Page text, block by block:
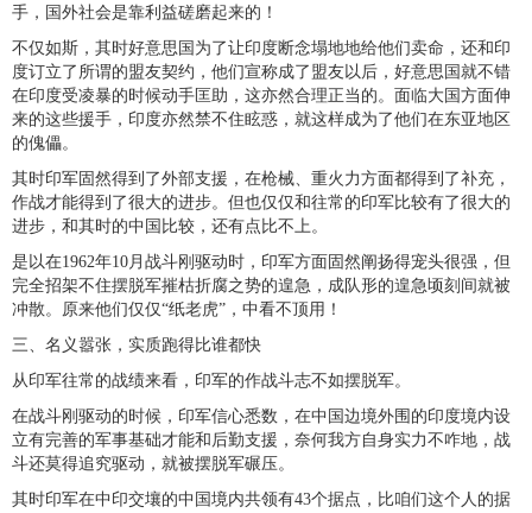
手，国外社会是靠利益磋磨起来的！
不仅如斯，其时好意思国为了让印度断念塌地地给他们卖命，还和印
度订立了所谓的盟友契约，他们宣称成了盟友以后，好意思国就不错
在印度受凌暴的时候动手匡助，这亦然合理正当的。面临大国方面伸
来的这些援手，印度亦然禁不住眩惑，就这样成为了他们在东亚地区
的傀儡。
其时印军固然得到了外部支援，在枪械、重火力方面都得到了补充，
作战才能得到了很大的进步。但也仅仅和往常的印军比较有了很大的
进步，和其时的中国比较，还有点比不上。
是以在1962年10月战斗刚驱动时，印军方面固然阐扬得宠头很强，但
完全招架不住摆脱军摧枯折腐之势的遑急，成队形的遑急顷刻间就被
冲散。原来他们仅仅“纸老虎”，中看不顶用！
三、名义嚣张，实质跑得比谁都快
从印军往常的战绩来看，印军的作战斗志不如摆脱军。
在战斗刚驱动的时候，印军信心悉数，在中国边境外围的印度境内设
立有完善的军事基础才能和后勤支援，奈何我方自身实力不咋地，战
斗还莫得追究驱动，就被摆脱军碾压。
其时印军在中印交壤的中国境内共领有43个据点，比咱们这个人的据